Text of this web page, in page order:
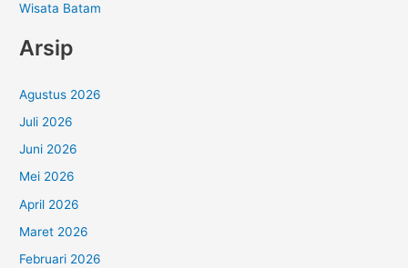
Wisata Batam
Arsip
Agustus 2026
Juli 2026
Juni 2026
Mei 2026
April 2026
Maret 2026
Februari 2026